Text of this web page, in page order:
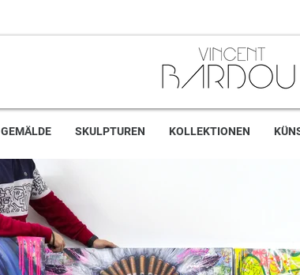
GEMÄLDE SKULPTUREN KOLLEKTIONEN